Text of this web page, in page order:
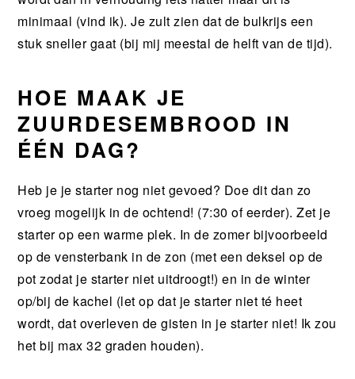
minimaal (vind ik). Je zult zien dat de bulkrijs een
stuk sneller gaat (bij mij meestal de helft van de tijd).
HOE MAAK JE
ZUURDESEMBROOD IN
ÉÉN DAG?
Heb je je starter nog niet gevoed? Doe dit dan zo
vroeg mogelijk in de ochtend! (7:30 of eerder). Zet je
starter op een warme plek. In de zomer bijvoorbeeld
op de vensterbank in de zon (met een deksel op de
pot zodat je starter niet uitdroogt!) en in de winter
op/bij de kachel (let op dat je starter niet té heet
wordt, dat overleven de gisten in je starter niet! Ik zou
het bij max 32 graden houden).